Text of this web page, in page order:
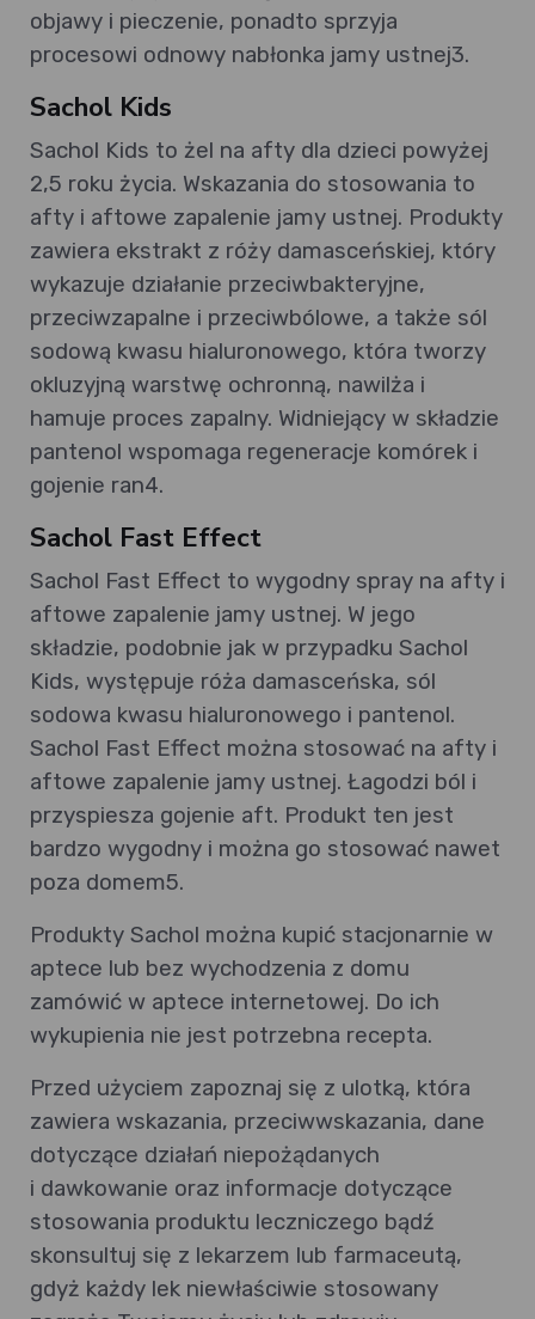
objawy i pieczenie, ponadto sprzyja
procesowi odnowy nabłonka jamy ustnej3.
Sachol Kids
Sachol Kids to żel na afty dla dzieci powyżej
2,5 roku życia. Wskazania do stosowania to
afty i aftowe zapalenie jamy ustnej. Produkty
zawiera ekstrakt z róży damasceńskiej, który
wykazuje działanie przeciwbakteryjne,
przeciwzapalne i przeciwbólowe, a także sól
sodową kwasu hialuronowego, która tworzy
okluzyjną warstwę ochronną, nawilża i
hamuje proces zapalny. Widniejący w składzie
pantenol wspomaga regeneracje komórek i
gojenie ran4.
Sachol Fast Effect
Sachol Fast Effect to wygodny spray na afty i
aftowe zapalenie jamy ustnej. W jego
składzie, podobnie jak w przypadku Sachol
Kids, występuje róża damasceńska, sól
sodowa kwasu hialuronowego i pantenol.
Sachol Fast Effect można stosować na afty i
aftowe zapalenie jamy ustnej. Łagodzi ból i
przyspiesza gojenie aft. Produkt ten jest
bardzo wygodny i można go stosować nawet
poza domem5.
Produkty Sachol można kupić stacjonarnie w
aptece lub bez wychodzenia z domu
zamówić w aptece internetowej. Do ich
wykupienia nie jest potrzebna recepta.
Przed użyciem zapoznaj się z ulotką, która
zawiera wskazania, przeciwwskazania, dane
dotyczące działań niepożądanych
i dawkowanie oraz informacje dotyczące
stosowania produktu leczniczego bądź
skonsultuj się z lekarzem lub farmaceutą,
gdyż każdy lek niewłaściwie stosowany